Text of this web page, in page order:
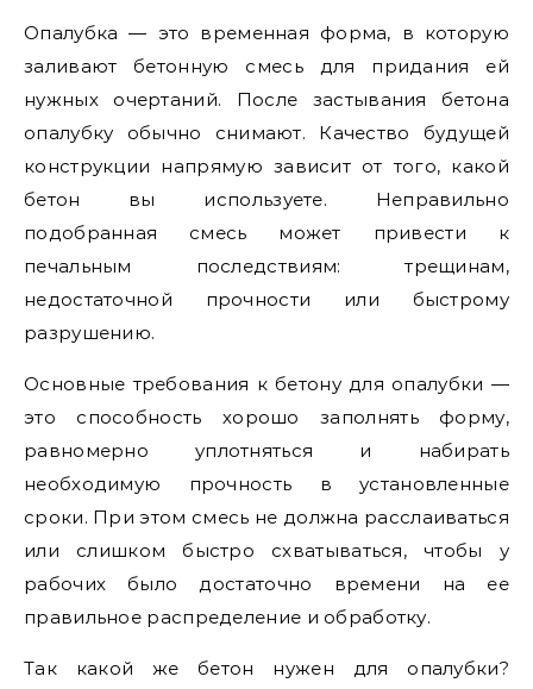
Опалубка — это временная форма, в которую
заливают бетонную смесь для придания ей
нужных очертаний. После застывания бетона
опалубку обычно снимают. Качество будущей
конструкции напрямую зависит от того, какой
бетон вы используете. Неправильно
подобранная смесь может привести к
печальным последствиям: трещинам,
недостаточной прочности или быстрому
разрушению.
Основные требования к бетону для опалубки —
это способность хорошо заполнять форму,
равномерно уплотняться и набирать
необходимую прочность в установленные
сроки. При этом смесь не должна расслаиваться
или слишком быстро схватываться, чтобы у
рабочих было достаточно времени на ее
правильное распределение и обработку.
Так какой же бетон нужен для опалубки?